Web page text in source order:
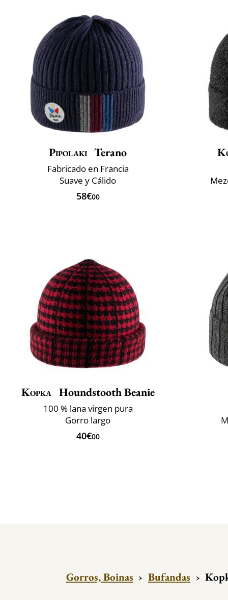
Pipolaki Terano
Fabricado en Francia
Suave y Cálido
58€00
Kopka Houndstooth Beanie
100 % lana virgen pura
Gorro largo
40€00
Gorros, Boinas › Bufandas ›